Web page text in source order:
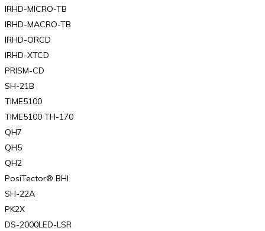
IRHD-MICRO-TB
IRHD-MACRO-TB
IRHD-ORCD
IRHD-XTCD
PRISM-CD
SH-21B
TIME5100
TIME5100 TH-170
QH7
QH5
QH2
PosiTector® BHI
SH-22A
PK2X
DS-2000LED-LSR